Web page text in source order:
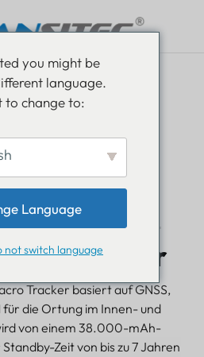
Tracker
Tracker basiert auf GNSS,
für die Ortung im Innen- und
von einem 38.000-mAh-
Zeit von bis zu 7 Jahren
you might be
language.
to change to:
Language
not switch language